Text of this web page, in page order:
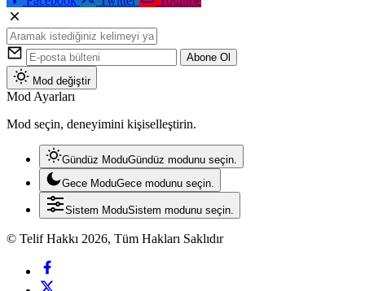
Abone Ol
Mod değiştir
Mod Ayarları
Mod seçin, deneyimini kişiselleştirin.
Gündüz ModuGündüz modunu seçin.
Gece ModuGece modunu seçin.
Sistem ModuSistem modunu seçin.
© Telif Hakkı 2026, Tüm Hakları Saklıdır